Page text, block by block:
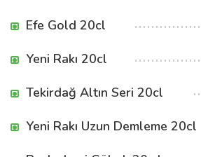
Efe Gold 20cl
Yeni Rakı 20cl
Tekirdağ Altın Seri 20cl
Yeni Rakı Uzun Demleme 20cl